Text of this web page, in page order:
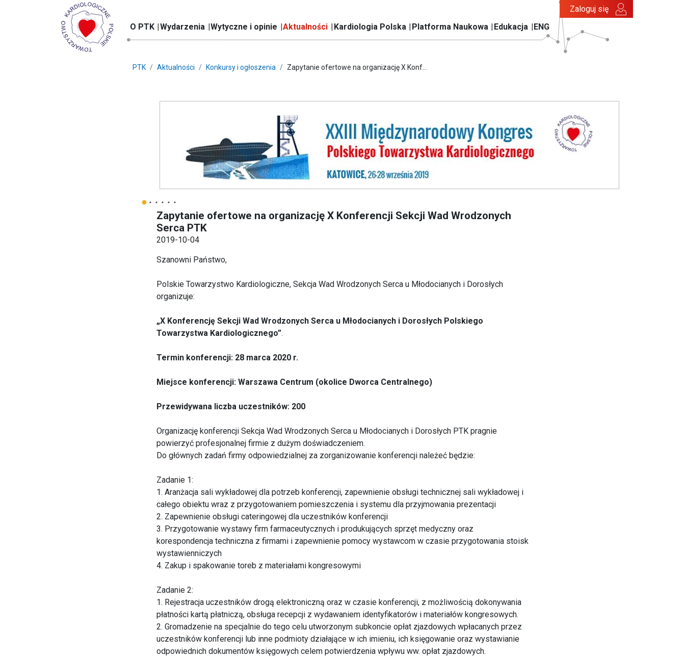
O PTK Wydarzenia Wytyczne i opinie Aktualności Kardiologia Polska Platforma Naukowa Edukacja ENG
Zaloguj się
PTK Aktualności Konkursy i ogłoszenia Zapytanie ofertowe na organizację X Konf...
Zapytanie ofertowe na organizację X Konferencji Sekcji Wad Wrodzonych
Serca PTK
2019-10-04
Szanowni Państwo,
Polskie Towarzystwo Kardiologiczne, Sekcja Wad Wrodzonych Serca u Młodocianych i Dorosłych
organizuje:
„X Konferencję Sekcji Wad Wrodzonych Serca u Młodocianych i Dorosłych Polskiego
Towarzystwa Kardiologicznego”.
Termin konferencji: 28 marca 2020 r.
Miejsce konferencji: Warszawa Centrum (okolice Dworca Centralnego)
Przewidywana liczba uczestników: 200
Organizację konferencji Sekcja Wad Wrodzonych Serca u Młodocianych i Dorosłych PTK pragnie
powierzyć profesjonalnej firmie z dużym doświadczeniem.
Do głównych zadań firmy odpowiedzialnej za zorganizowanie konferencji należeć będzie:
Zadanie 1:
1. Aranżacja sali wykładowej dla potrzeb konferencji, zapewnienie obsługi technicznej sali wykładowej i
całego obiektu wraz z przygotowaniem pomieszczenia i systemu dla przyjmowania prezentacji
2. Zapewnienie obsługi cateringowej dla uczestników konferencji
3. Przygotowanie wystawy firm farmaceutycznych i produkujących sprzęt medyczny oraz
korespondencja techniczna z firmami i zapewnienie pomocy wystawcom w czasie przygotowania stoisk
wystawienniczych
4. Zakup i spakowanie toreb z materiałami kongresowymi
Zadanie 2:
1. Rejestracja uczestników drogą elektroniczną oraz w czasie konferencji, z możliwością dokonywania
płatności kartą płatniczą, obsługa recepcji z wydawaniem identyfikatorów i materiałów kongresowych.
2. Gromadzenie na specjalnie do tego celu utworzonym subkoncie opłat zjazdowych wpłacanych przez
uczestników konferencji lub inne podmioty działające w ich imieniu, ich księgowanie oraz wystawianie
odpowiednich dokumentów księgowych celem potwierdzenia wpływu ww. opłat zjazdowych.